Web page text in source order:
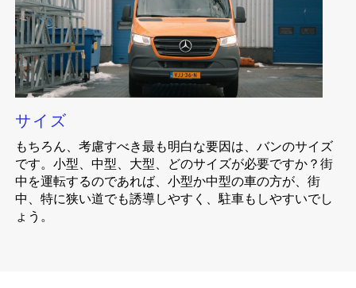
サイズ
もちろん、考慮すべき最も明白な要因は、バンのサイズ
です。小型、中型、大型、どのサイズが必要ですか？街
中を運転するのであれば、小型か中型の車の方が、街
中、特に狭い道でも誘導しやすく、駐車もしやすいでし
ょう。